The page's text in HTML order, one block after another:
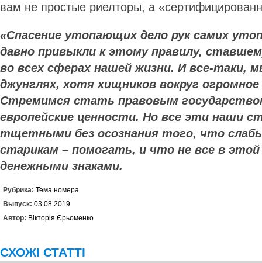
вам не простые риелторы, а
«Спасение утопающих дело рук самих
давно привыкли к этому правилу,
во всех сферах нашей жизни. И все-таки,
джунглях, хотя хищников вокруг
Стремимся стать правовым
европейские ценности. Но все эти наши
тщетными без осознания того, что
старикам – помогать, и что не все в
денежными знаками.
Рубрика: Тема номера
Выпуск: 03.08.2019
Автор: Вікторія Єрьоменко
СХОЖІ СТАТТІ